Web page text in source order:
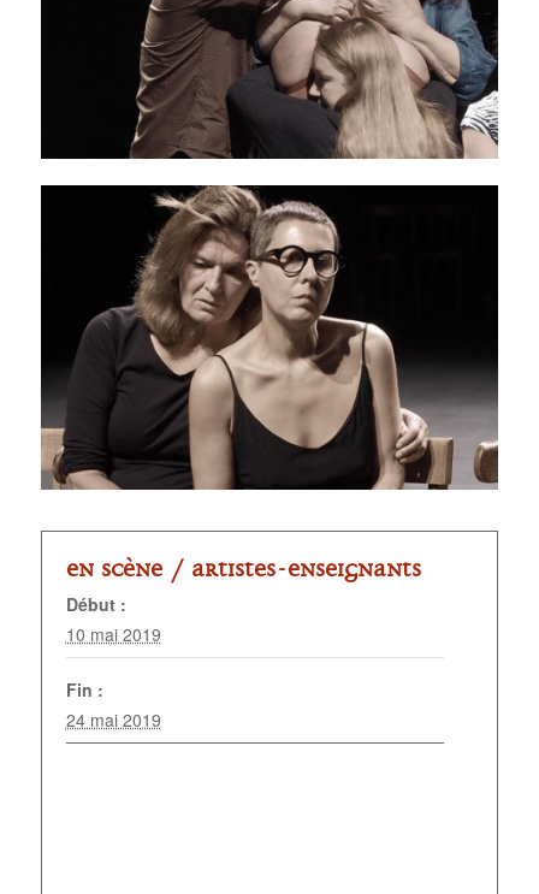
En scène / Artistes-enseignants
Début :
10 mai 2019
Fin :
24 mai 2019